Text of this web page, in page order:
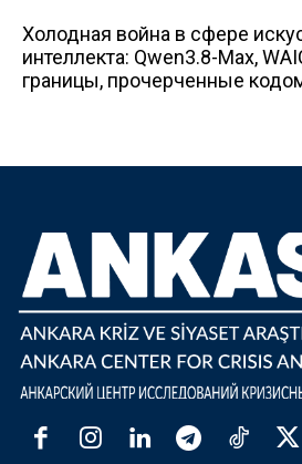
Холодная война в сфере
интеллекта: Qwen3.8-Max,
границы, прочерченные